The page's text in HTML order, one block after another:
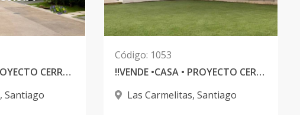
VENDE •CASA• PROYECTO CERRADO
, Santiago
Código: 1053
‼️VENDE •CASA • PROYECTO CERRADO‼️ ¡Tu oportunidad de tener tu hogar! 532 Mt2 Solar | 365Mt2 de Construcción✨✨
Las Carmelitas, Santiago